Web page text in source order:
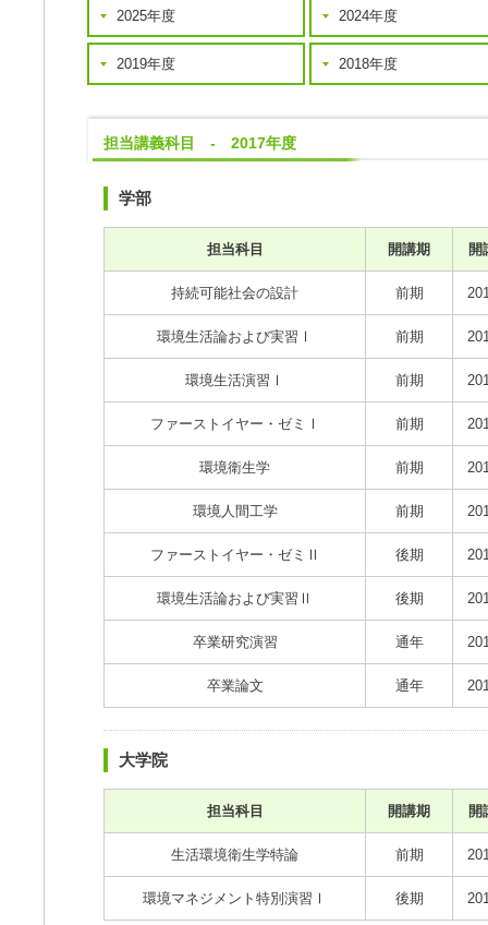
2025年度 2024年度
2019年度 2018年度
担当講義科目 - 2017年度
学部
担当科目 開講期 開
持続可能社会の設計 前期
環境生活論および実習Ⅰ 前期
環境生活演習Ⅰ 前期
ファーストイヤー・ゼミⅠ 前期
環境衛生学 前期
環境人間工学 前期
ファーストイヤー・ゼミⅡ 後期
環境生活論および実習Ⅱ 後期
卒業研究演習 通年
卒業論文 通年
大学院
担当科目 開講期 開
生活環境衛生学特論 前期
環境マネジメント特別演習Ⅰ 後期